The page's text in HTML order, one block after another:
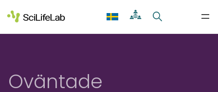
to
content
Oväntade